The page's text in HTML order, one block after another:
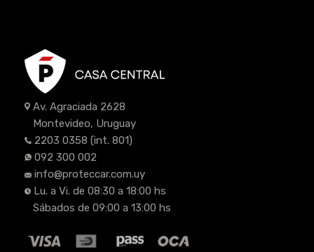
Av. Agraciada 2628
Montevideo, Uruguay
2203 0358 (int. 801)
092 300 002
info@proteccar.com.uy
Lu. a Vi. de 08:30 a 18:00 hs
Sábados de 09:00 a 13:00 hs